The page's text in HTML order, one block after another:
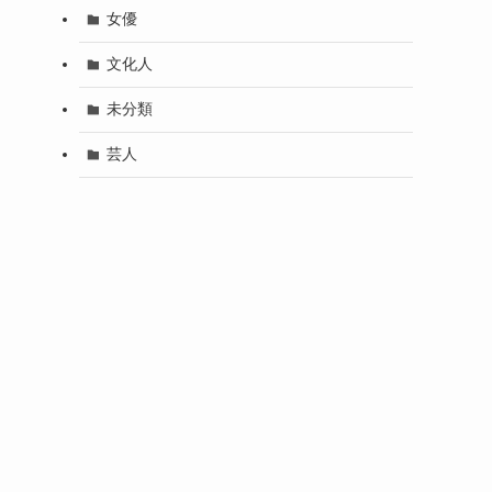
女優
文化人
未分類
芸人